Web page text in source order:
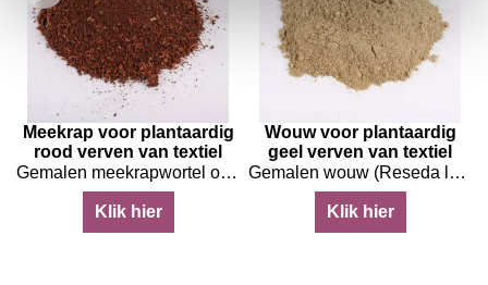
Meekrap voor plantaardig
rood verven van textiel
Gemalen meekrapwortel om textiel rood te verven
Klik hier
Wouw voor plantaardig
geel verven van textiel
Gemalen wouw (Reseda luteola) om textiel geel te verven
Klik hier